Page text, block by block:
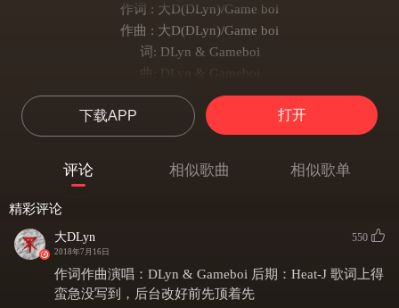
作词 : 大D(DLyn)/Game boi
作曲 : 大D(DLyn)/Game boi
词: DLyn & Gameboi
曲: DLyn & Gameboi
Beat:B-Soul Beatz
*很有感觉*
-DLyn-
Like a bad b!tch 拜金 yea
给自己找个理由 relaxin' Not today
我的team赚了钱 我放进团经费
下载APP 打开
评论 相似歌曲 相似歌单
精彩评论
大DLyn
2018年7月16日
550
作词作曲演唱：DLyn & Gameboi 后期：Heat-J 歌词上得
蛮急没写到，后台改好前先顶着先